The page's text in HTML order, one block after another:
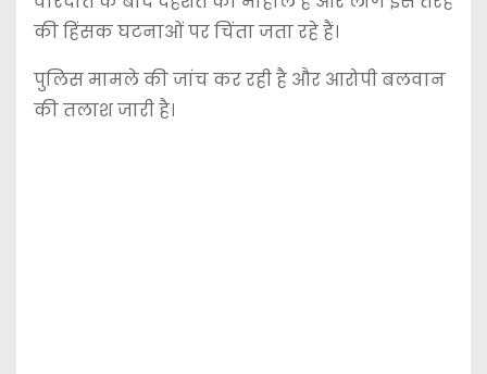
की हिंसक घटनाओं पर चिंता जता रहे हैं।
पुलिस मामले की जांच कर रही है और आरोपी बलवान
की तलाश जारी है।